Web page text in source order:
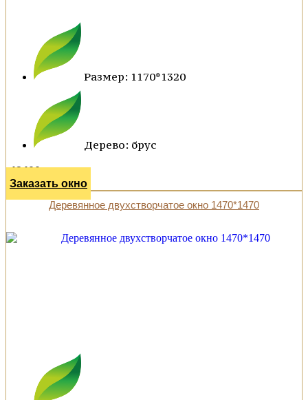
Размер: 1170*1320
Дерево: брус
43400 р.
Заказать окно
Деревянное двухстворчатое окно 1470*1470